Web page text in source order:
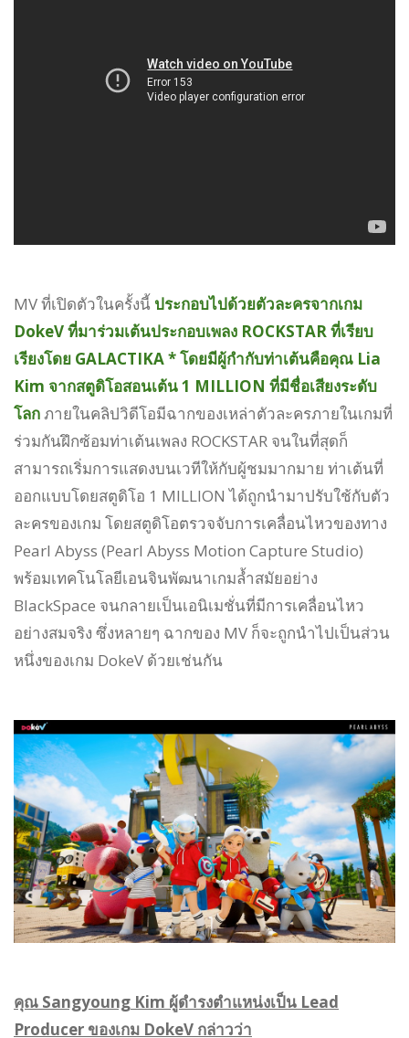
MV ที่เปิดตัวในครั้งนี้ ประกอบไปด้วยตัวละครจากเกม
DokeV ที่มาร่วมเต้นประกอบเพลง ROCKSTAR ที่เรียบ
เรียงโดย GALACTIKA * โดยมีผู้กำกับท่าเต้นคือคุณ Lia
Kim จากสตูดิโอสอนเต้น 1 MILLION ที่มีชื่อเสียงระดับ
โลกภายในคลิปวิดีโอมีฉากของเหล่าตัวละครภายในเกมที่
ร่วมกันฝึกซ้อมท่าเต้นเพลง ROCKSTAR จนในที่สุดก็
สามารถเริ่มการแสดงบนเวทีให้กับผู้ชมมากมาย ท่าเต้นที่
ออกแบบโดยสตูดิโอ 1 MILLION ได้ถูกนำมาปรับใช้กับตัว
ละครของเกม โดยสตูดิโอตรวจจับการเคลื่อนไหวของทาง
Pearl Abyss (Pearl Abyss Motion Capture Studio)
พร้อมเทคโนโลยีเอนจินพัฒนาเกมล้ำสมัยอย่าง
BlackSpace จนกลายเป็นเอนิเมชั่นที่มีการเคลื่อนไหว
อย่างสมจริง ซึ่งหลายๆ ฉากของ MV ก็จะถูกนำไปเป็นส่วน
หนึ่งของเกม DokeV ด้วยเช่นกัน
คุณ Sangyoung Kim ผู้ดำรงตำแหน่งเป็น Lead
Producer ของเกม DokeV กล่าวว่า